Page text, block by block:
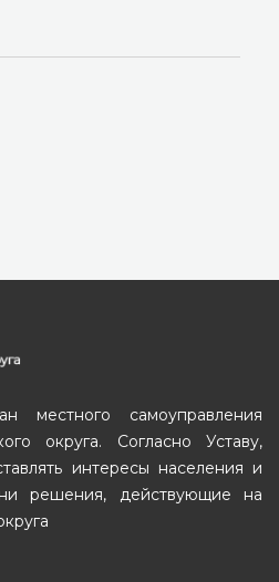
местного самоуправления
округа. Согласно Уставу,
интересы населения и
решения, действующие на